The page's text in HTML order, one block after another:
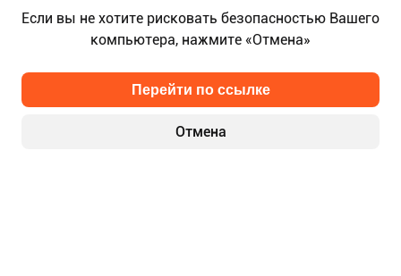
Если вы не хотите рисковать безопасностью Вашего
компьютера, нажмите «Отмена»
Отмена
Перейти по ссылке